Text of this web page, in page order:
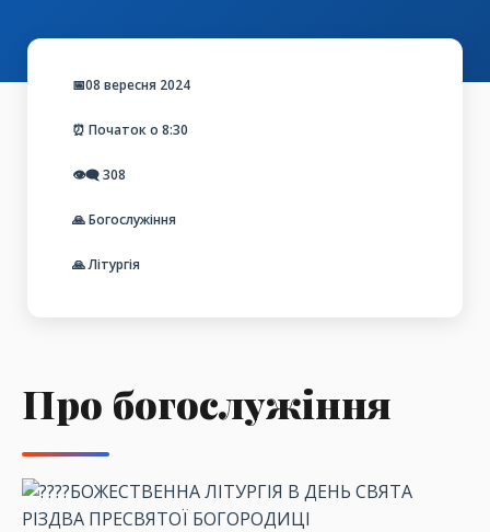
📅08 вересня 2024
⏰ Початок о 8:30
👁️‍🗨️308
🙏 Богослужіння
🙏 Літургія
Про богослужіння
БОЖЕСТВЕННА ЛІТУРГІЯ В ДЕНЬ СВЯТА
РІЗДВА ПРЕСВЯТОЇ БОГОРОДИЦІ